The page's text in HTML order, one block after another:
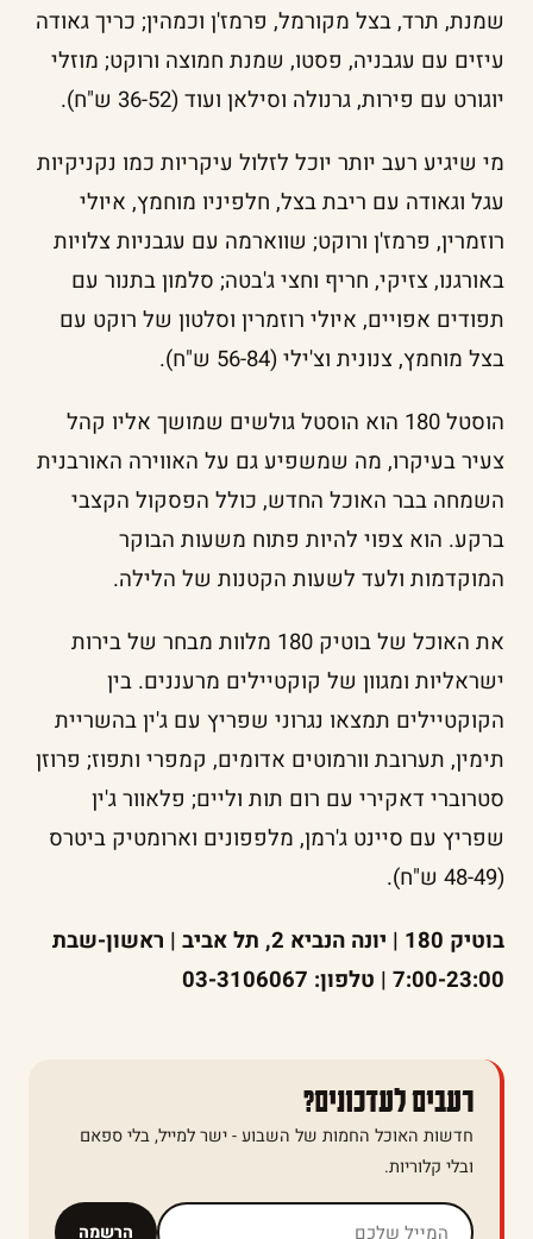
שמנת, תרד, בצל מקורמל, פרמז'ן וכמהין; כריך גאודה
עיזים עם עגבניה, פסטו, שמנת חמוצה ורוקט; מוזלי
יוגורט עם פירות, גרנולה וסילאן ועוד (36-52 ש"ח).
מי שיגיע רעב יותר יוכל לזלול עיקריות כמו נקניקיות
עגל וגאודה עם ריבת בצל, חלפיניו מוחמץ, איולי
רוזמרין, פרמז'ן ורוקט; שווארמה עם עגבניות צלויות
באורגנו, צזיקי, חריף וחצי ג'בטה; סלמון בתנור עם
תפודים אפויים, איולי רוזמרין וסלטון של רוקט עם
בצל מוחמץ, צנונית וצ'ילי (56-84 ש"ח).
הוסטל 180 הוא הוסטל גולשים שמושך אליו קהל
צעיר בעיקרו, מה שמשפיע גם על האווירה האורבנית
השמחה בבר האוכל החדש, כולל הפסקול הקצבי
ברקע. הוא צפוי להיות פתוח משעות הבוקר
המוקדמות ולעד לשעות הקטנות של הלילה.
את האוכל של בוטיק 180 מלוות מבחר של בירות
ישראליות ומגוון של קוקטיילים מרעננים. בין
הקוקטיילים תמצאו נגרוני שפריץ עם ג'ין בהשריית
תימין, תערובת וורמוטים אדומים, קמפרי ותפוז; פרוזן
סטרוברי דאקירי עם רום תות וליים; פלאוור ג'ין
שפריץ עם סיינט ג'רמן, מלפפונים וארומטיק ביטרס
(48-49 ש"ח).
בוטיק 180 | יונה הנביא 2, תל אביב | ראשון-שבת
7:00-23:00 | טלפון: 03-3106067
רעבים לעדכונים?
חדשות האוכל החמות של השבוע - ישר למייל, בלי ספאם
ובלי קלוריות.
הרשמה אל תמלאו שדה זה